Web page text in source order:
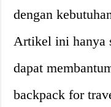
dengan
Artikel ini hanya
dapat
backpack for